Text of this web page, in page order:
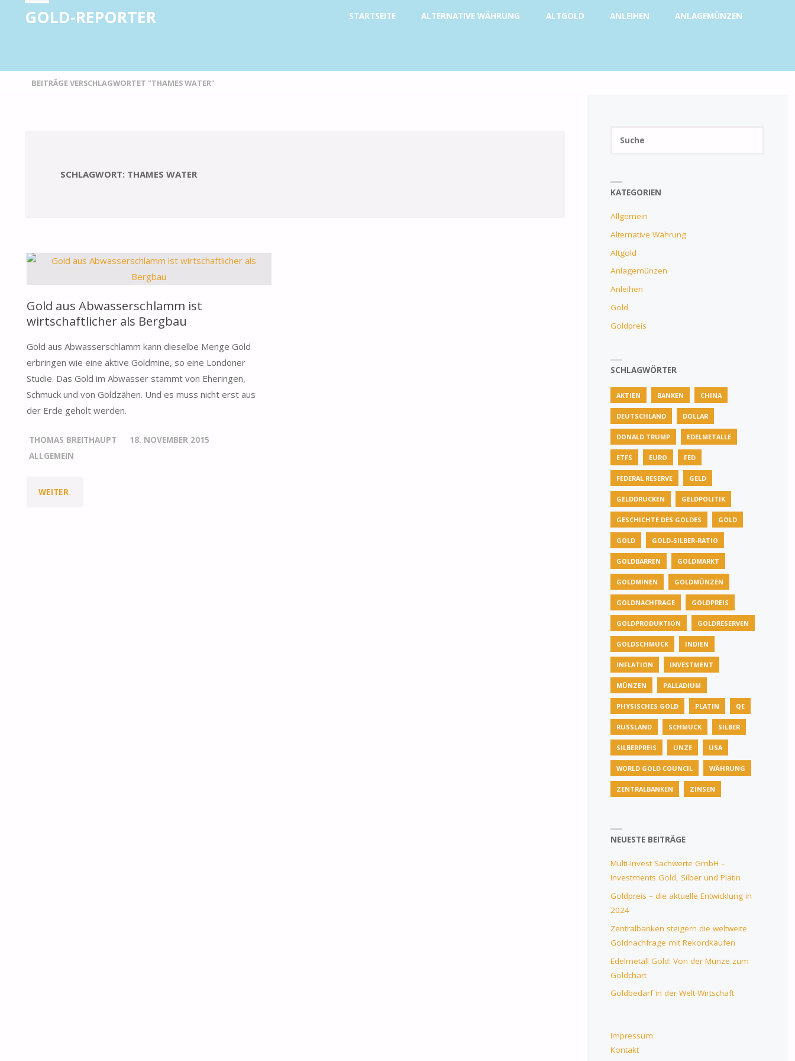
GOLD-REPORTER Zum
STARTSEITE ALTERNATIVE WÄHRUNG ALTGOLD ANLEIHEN ANLAGEMÜNZEN
STARTSEITE
BEITRÄGE VERSCHLAGWORTET "THAMES WATER"
SCHLAGWORT: THAMES WATER
Gold aus Abwasserschlamm ist
wirtschaftlicher als Bergbau
Gold aus Abwasserschlamm kann dieselbe Menge Gold
erbringen wie eine aktive Goldmine, so eine Londoner
Studie. Das Gold im Abwasser stammt von Eheringen,
Schmuck und von Goldzähen. Und es muss nicht erst aus
der Erde geholt werden.
THOMAS BREITHAUPT
18. NOVEMBER 2015
ALLGEMEIN
WEITER"GOLD
KATEGORIEN
Allgemein
Alternative Währung
Altgold
Anlagemünzen
Anleihen
Gold
Goldpreis
SCHLAGWÖRTER
AKTIEN BANKEN CHINA
DEUTSCHLAND DOLLAR
DONALD TRUMP EDELMETALLE
ETFS EURO FED
FEDERAL RESERVE GELD
GELDDRUCKEN GELDPOLITIK
GESCHICHTE DES GOLDES GOLD
GOLD GOLD-SILBER-RATIO
GOLDBARREN GOLDMARKT
GOLDMINEN GOLDMÜNZEN
GOLDNACHFRAGE GOLDPREIS
GOLDPRODUKTION GOLDRESERVEN
GOLDSCHMUCK INDIEN
INFLATION INVESTMENT
MÜNZEN PALLADIUM
PHYSISCHES GOLD PLATIN QE
RUSSLAND SCHMUCK SILBER
SILBERPREIS UNZE USA
WORLD GOLD COUNCIL WÄHRUNG
ZENTRALBANKEN ZINSEN
NEUESTE BEITRÄGE
Multi-Invest Sachwerte GmbH –
Investments Gold, Silber und Platin
Goldpreis – die aktuelle Entwicklung in
2024
Zentralbanken steigern die weltweite
Goldnachfrage mit Rekordkäufen
Edelmetall Gold: Von der Münze zum
Goldchart
Goldbedarf in der Welt-Wirtschaft
Impressum
Kontakt